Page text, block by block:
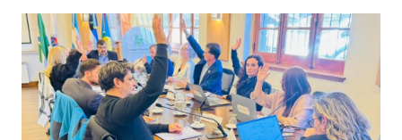
LEGISLACIÓN
Constitución Nacional
Constitución Provincial
Carta Orgánica 2007